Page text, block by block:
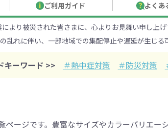
ご利用ガイド
のし・包装 名
よくあ
サポート お急ぎ在庫確認
より被災された皆さまに、心よりお見舞い申し上げ
乱れに伴い、一部地域での集配停止や遅延が生じる
キーワード >> ＃熱中症対策 ＃防災対策
ページです。豊富なサイズやカラーバリエー